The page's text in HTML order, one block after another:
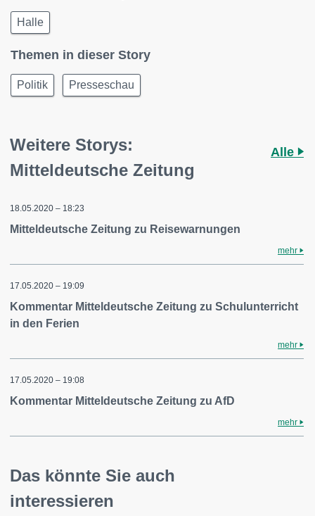
Halle
Themen in dieser Story
Politik Presseschau
Weitere Storys:
Mitteldeutsche Zeitung
Alle
18.05.2020 – 18:23
Mitteldeutsche Zeitung zu Reisewarnungen
mehr
17.05.2020 – 19:09
Kommentar Mitteldeutsche Zeitung zu Schulunterricht
in den Ferien
mehr
17.05.2020 – 19:08
Kommentar Mitteldeutsche Zeitung zu AfD
mehr
Das könnte Sie auch
interessieren